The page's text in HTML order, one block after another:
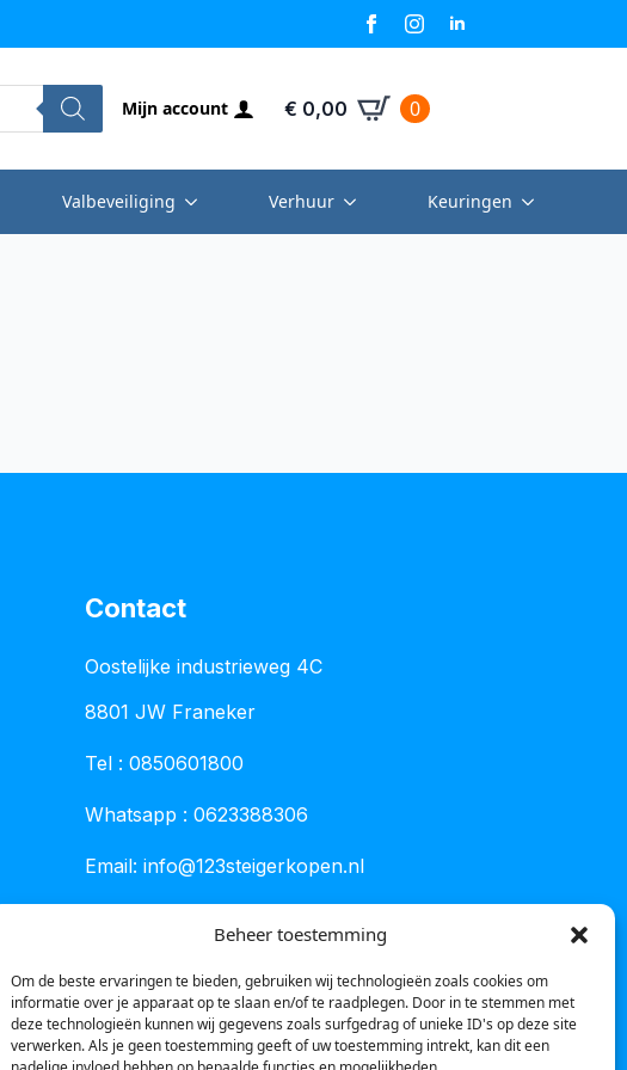
Beheer toestemming
Om de beste ervaringen te bieden, gebruiken wij technologieën zoals cookies om
informatie over je apparaat op te slaan en/of te raadplegen. Door in te stemmen met
deze technologieën kunnen wij gegevens zoals surfgedrag of unieke ID's op deze site
verwerken. Als je geen toestemming geeft of uw toestemming intrekt, kan dit een
Mijn account € 0,00 0
Valbeveiliging Verhuur Keuringen
Contact
Oostelijke industrieweg 4C
8801 JW Franeker
Tel : 0850601800
Whatsapp : 0623388306
Email: info@123steigerkopen.nl